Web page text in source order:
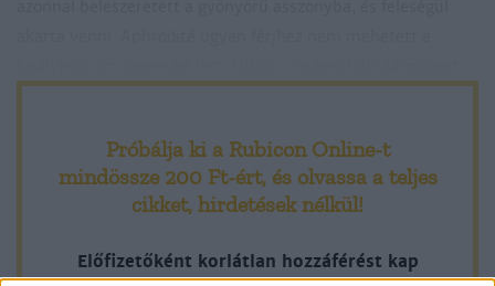
gyermeknek, akit a bölcs Kheirón kentaur nevelt fel és
tanított.
istennő, de megtiltotta, hogy a férfi ezt bárkinek elárulja.
Próbálja ki a Rubicon Online-t
mindössze 200 Ft-ért, és olvassa a teljes
cikket, hirdetések nélkül!
Előfizetőként korlátlan hozzáférést kap